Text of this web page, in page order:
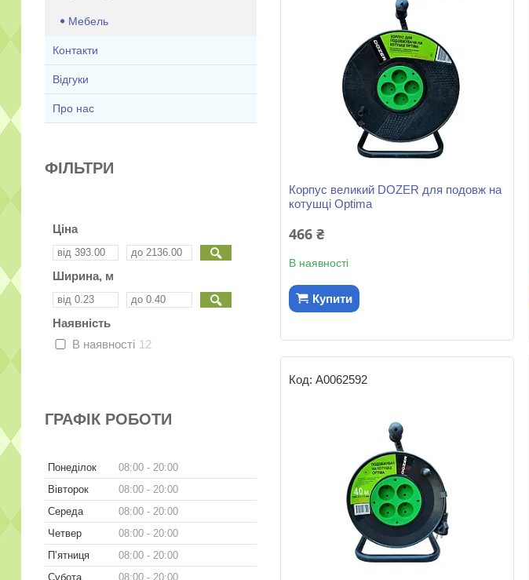
Корпус великий DOZER для подовж на
котушці Optima
466 ₴
В наявності
Купити
А0062592
Мебель
Контакти
Відгуки
Про нас
ФІЛЬТРИ
Ціна
Ширина, м
Наявність
В наявності 12
ГРАФІК РОБОТИ
Понеділок 08:00
20:00
Вівторок
08:00
20:00
Середа
08:00
20:00
Четвер
08:00
20:00
Пʼятниця
08:00
20:00
Субота
08:00
20:00